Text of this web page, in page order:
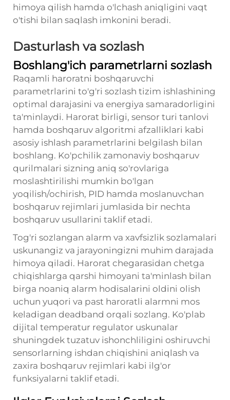
himoya qilish hamda o'lchash aniqligini vaqt
o'tishi bilan saqlash imkonini beradi.
Dasturlash va sozlash
Boshlang'ich parametrlarni sozlash
Raqamli haroratni boshqaruvchi
parametrlarini to'g'ri sozlash tizim ishlashining
optimal darajasini va energiya samaradorligini
ta'minlaydi. Harorat birligi, sensor turi tanlovi
hamda boshqaruv algoritmi afzalliklari kabi
asosiy ishlash parametrlarini belgilash bilan
boshlang. Ko'pchilik zamonaviy boshqaruv
qurilmalari sizning aniq so'rovlariga
moslashtirilishi mumkin bo'lgan
yoqilish/ochirish, PID hamda moslanuvchan
boshqaruv rejimlari jumlasida bir nechta
boshqaruv usullarini taklif etadi.
Tog'ri sozlangan alarm va xavfsizlik sozlamalari
uskunangiz va jarayoningizni muhim darajada
himoya qiladi. Harorat chegarasidan chetga
chiqishlarga qarshi himoyani ta'minlash bilan
birga noaniq alarm hodisalarini oldini olish
uchun yuqori va past haroratli alarmni mos
keladigan deadband orqali sozlang. Ko'plab
dijital temperatur regulator uskunalar
shuningdek tuzatuv ishonchliligini oshiruvchi
sensorlarning ishdan chiqishini aniqlash va
zaxira boshqaruv rejimlari kabi ilg'or
funksiyalarni taklif etadi.